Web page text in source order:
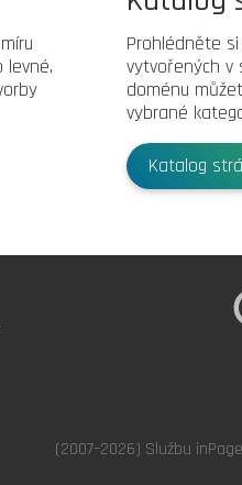
levné,
Prohlédněte
vytvořených v
doménu
vybrané
Katalog
(2007–2026) Službu